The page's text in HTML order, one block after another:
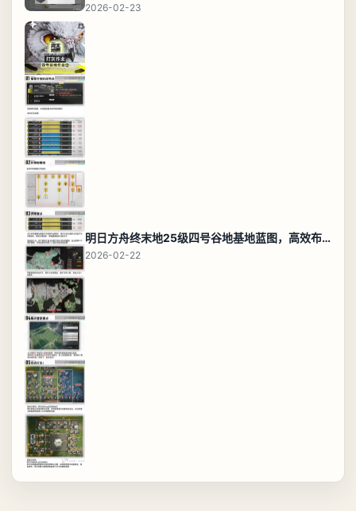
2026-02-23
明日方舟终末地25级四号谷地基地蓝图，高效布局规划
2026-02-22